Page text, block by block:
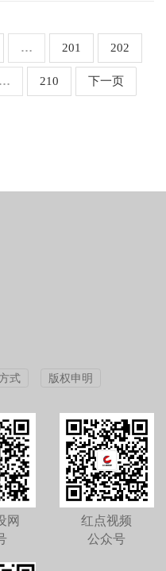
人类聚落遗址，这一片
… 201 202
… 210 下一页
式 版权申明
网
红点视频
公众号